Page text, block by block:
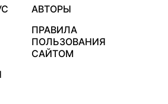
АВТОРЫ
ПРАВИЛА
ПОЛЬЗОВАНИЯ
САЙТОМ